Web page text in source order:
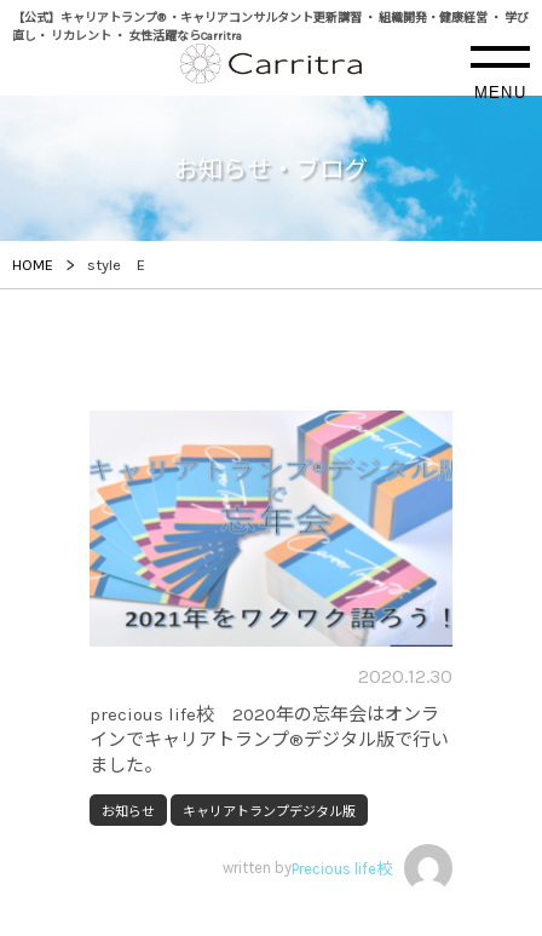
【公式】キャリアトランプ® ・キャリアコンサルタント更新講習 ・ 組織開発・健康経営 ・ 学び
直し・ リカレント ・ 女性活躍ならCarritra
MENU
お知らせ・ブログ
HOME > style E
2020.12.30
precious life校 2020年の忘年会はオンラ
インでキャリアトランプ®デジタル版で行い
ました。
お知らせ キャリアトランプデジタル版
written byPrecious life校